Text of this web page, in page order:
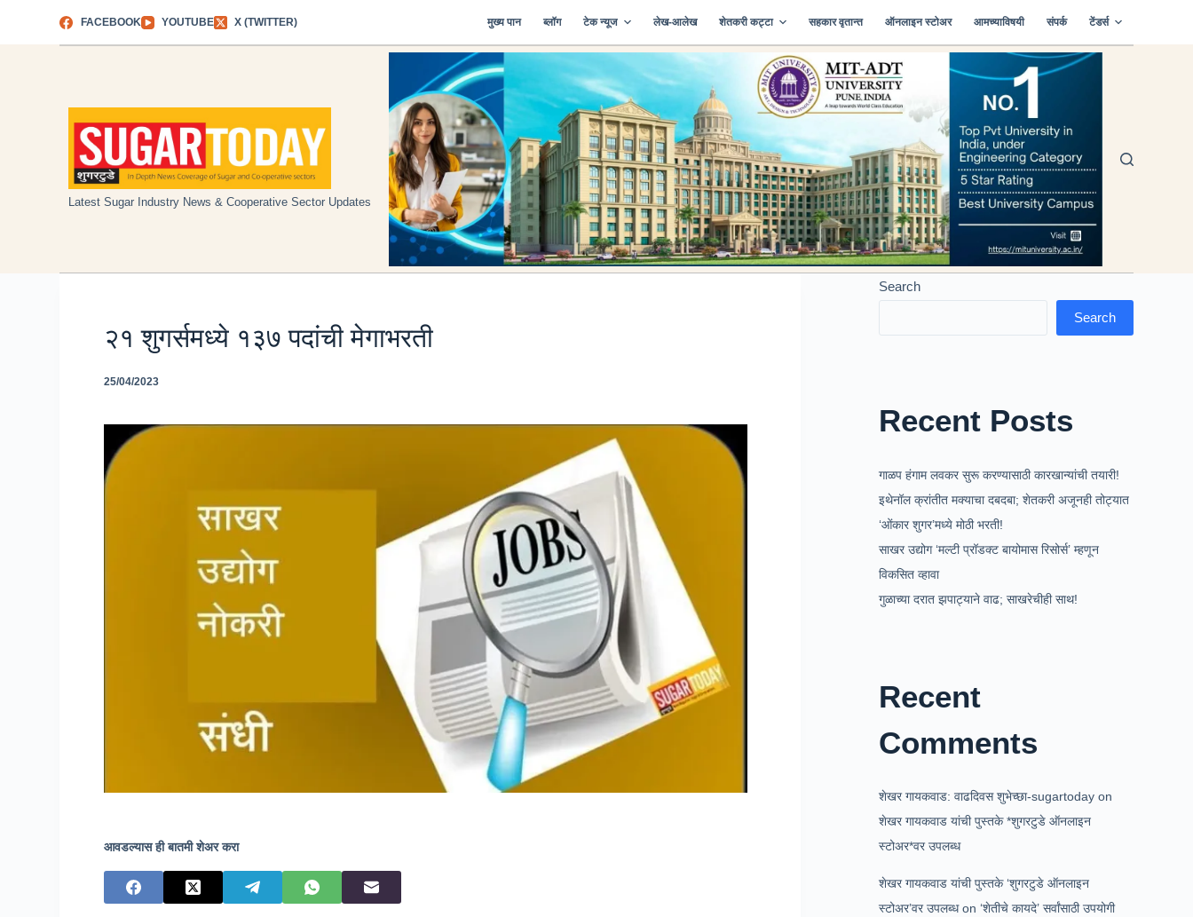
FACEBOOK YOUTUBE X (TWITTER) मुख्य पान ब्लॉग टेक न्यूज लेख-आलेख शेतकरी कट्टा सहकार वृतान्त ऑनलाइन स्टोअर आमच्याविषयी संपर्क टेंडर्स
Latest Sugar Industry News & Cooperative Sector Updates
२१ शुगर्समध्ये १३७ पदांची मेगाभरती
25/04/2023
आवडल्यास ही बातमी शेअर करा
Search
Search
Recent Posts
गाळप हंगाम लवकर सुरू करण्यासाठी कारखान्यांची तयारी!
इथेनॉल क्रांतीत मक्याचा दबदबा; शेतकरी अजूनही तोट्यात
‘ओंकार शुगर’मध्ये मोठी भरती!
साखर उद्योग ‘मल्टी प्रॉडक्ट बायोमास रिसोर्स’ म्हणून
विकसित व्हावा
गुळाच्या दरात झपाट्याने वाढ; साखरेचीही साथ!
Recent
Comments
शेखर गायकवाड: वाढदिवस शुभेच्छा-sugartoday on
शेखर गायकवाड यांची पुस्तके *शुगरटुडे ऑनलाइन
स्टोअर*वर उपलब्ध
शेखर गायकवाड यांची पुस्तके ‘शुगरटुडे ऑनलाइन
स्टोअर’वर उपलब्धon‘शेतीचे कायदे’ सर्वांसाठी उपयोगी